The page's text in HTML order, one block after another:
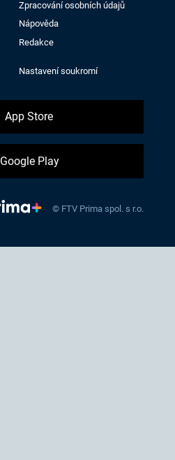
Zpracování osobních údajů
Nápověda
Redakce
Nastavení soukromí
App Store
Google Play
© FTV Prima spol. s r.o.